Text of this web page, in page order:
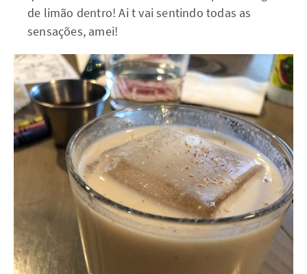
de limão dentro! Ai t vai sentindo todas as
sensações, amei!